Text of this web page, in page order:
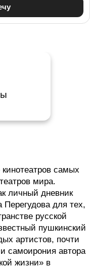
самых
мира.
личный дневник
для тех,
русской
пушкинский
артистов, почти
самоирония автора
жизни» в